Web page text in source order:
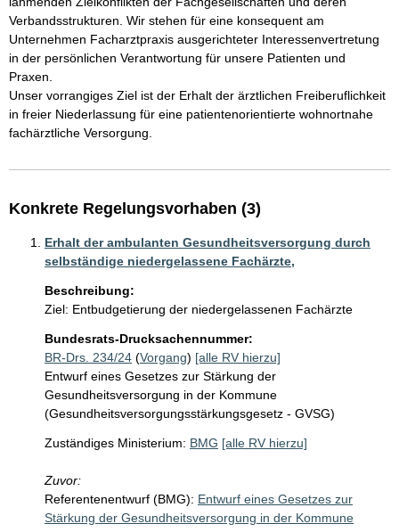
Verbandsstrukturen. Wir stehen für eine konsequent am
Unternehmen Facharztpraxis ausgerichteter Interessenvertretung
in der persönlichen Verantwortung für unsere Patienten und
Praxen.
Unser vorrangiges Ziel ist der Erhalt der ärztlichen Freiberuflichkeit
in freier Niederlassung für eine patientenorientierte wohnortnahe
fachärztliche Versorgung.
Konkrete Regelungsvorhaben (3)
Erhalt der ambulanten Gesundheitsversorgung durch
selbständige niedergelassene Fachärzte,
Beschreibung:
Ziel: Entbudgetierung der niedergelassenen Fachärzte
Bundesrats-Drucksachennummer:
BR-Drs. 234/24 (Vorgang) [alle RV hierzu]
Entwurf eines Gesetzes zur Stärkung der
Gesundheitsversorgung in der Kommune
(Gesundheitsversorgungsstärkungsgesetz - GVSG)
Zuständiges Ministerium: BMG [alle RV hierzu]
Zuvor:
Referentenentwurf (BMG): Entwurf eines Gesetzes zur
Stärkung der Gesundheitsversorgung in der Kommune